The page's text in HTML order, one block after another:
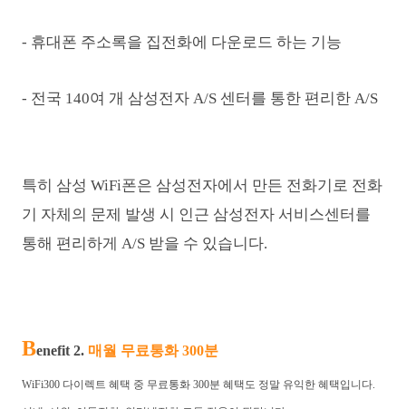
- 휴대폰 주소록을 집전화에 다운로드 하는 기능
- 전국 140여 개 삼성전자 A/S 센터를 통한 편리한 A/S
특히 삼성 WiFi폰은 삼성전자에서 만든 전화기로 전화
기 자체의 문제 발생 시 인근 삼성전자 서비스센터를
통해 편리하게 A/S 받을 수 있습니다.
Benefit 2. 매월 무료통화 300분
WiFi300 다이렉트 혜택 중 무료통화 300분 혜택도 정말 유익한 혜택입니다.